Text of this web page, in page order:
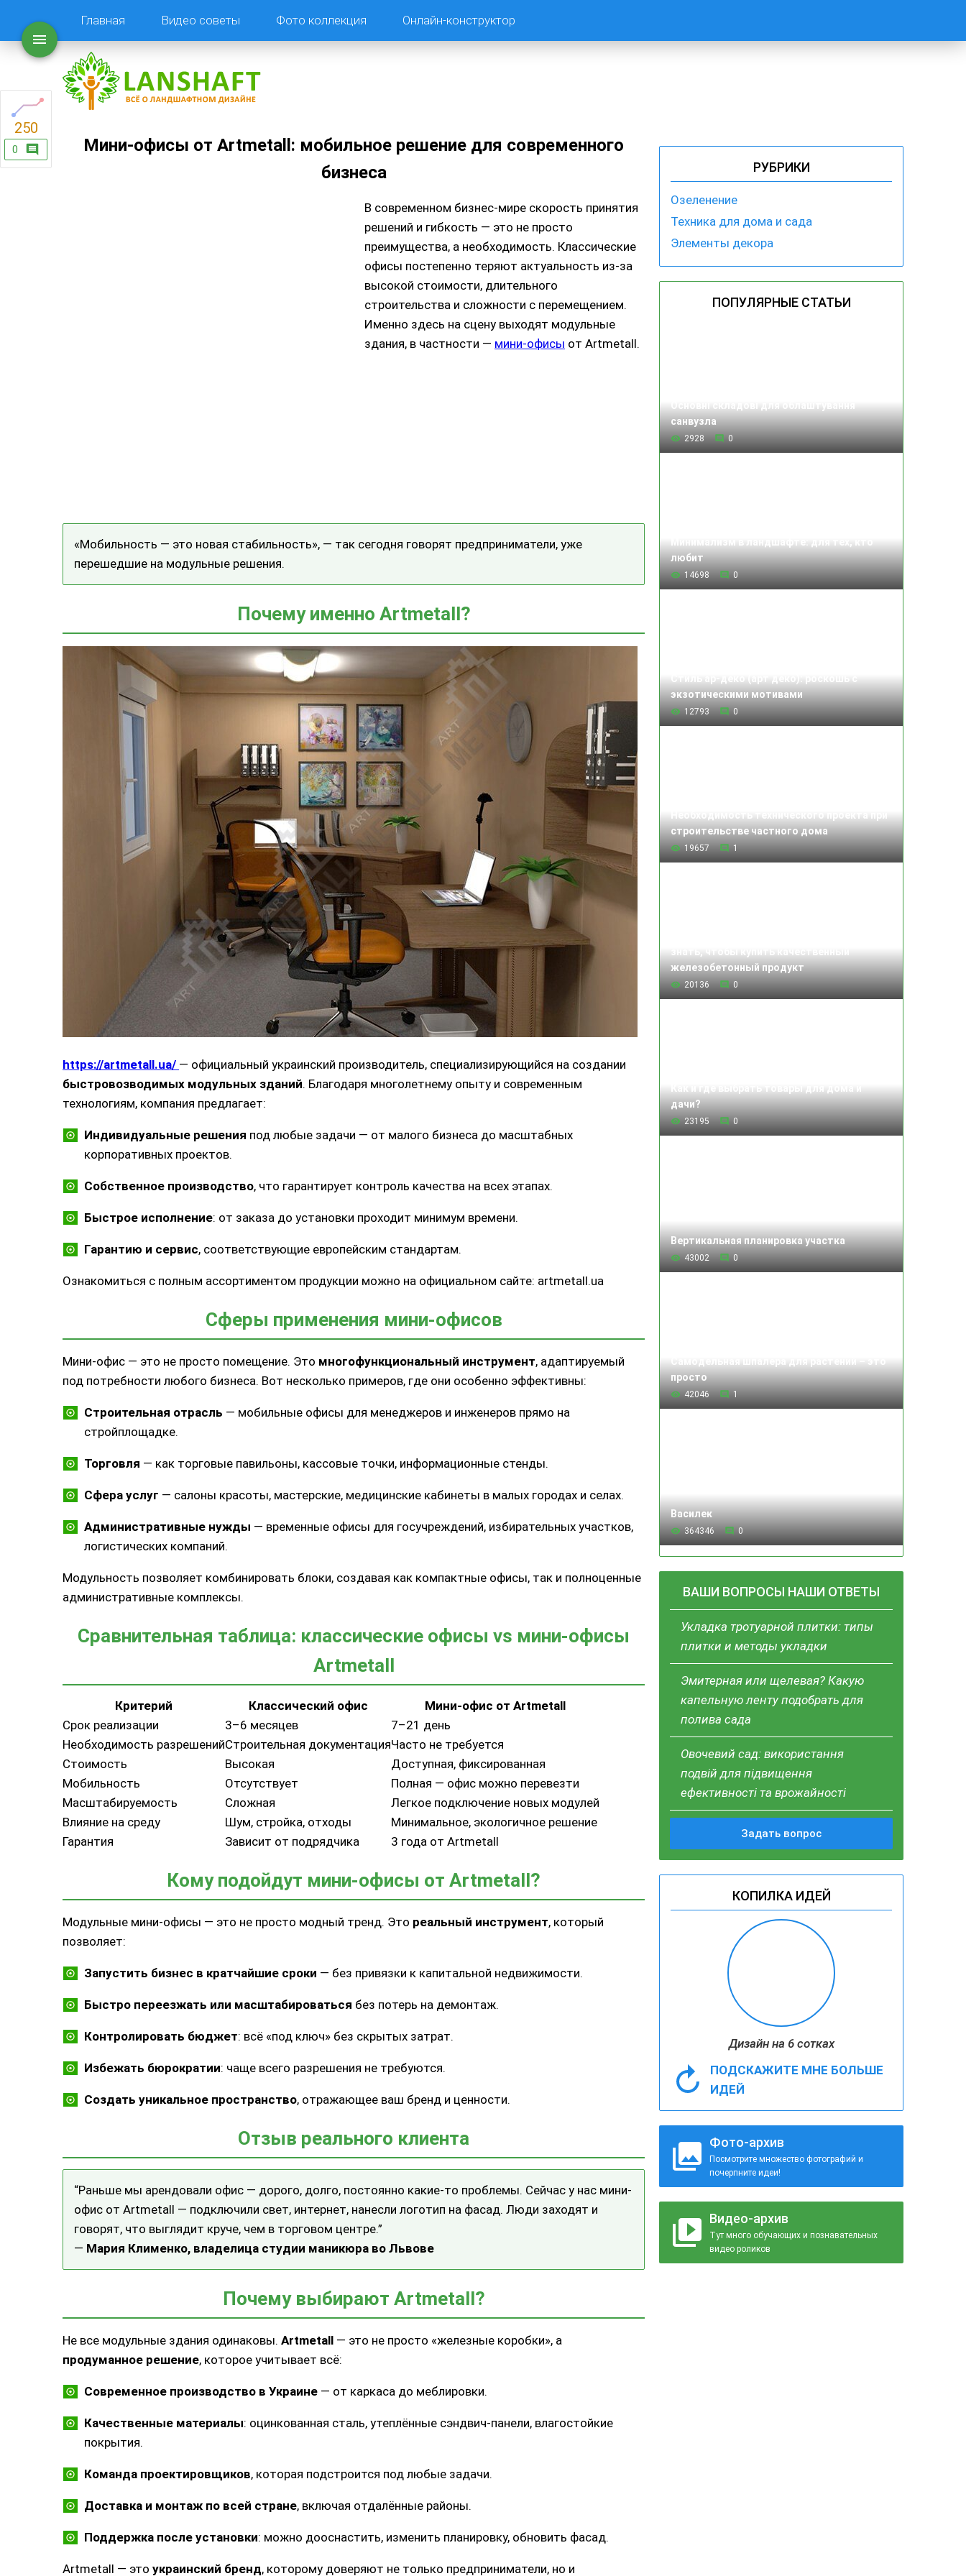
Главная Видео советы Фото коллекция Онлайн-конструктор
РУБРИКИ
Озеленение
Техника для дома и сада
Элементы декора
ПОПУЛЯРНЫЕ СТАТЬИ
санвузла
2928 0
любит
14698 0
экзотическими мотивами
12793 0
строительстве частного дома
19657 1
железобетонный продукт
20136 0
дачи?
23195 0
Вертикальная планировка участка
43002 0
просто
42046 1
Василек
364346 0
ВАШИ ВОПРОСЫ НАШИ ОТВЕТЫ
Укладка тротуарной плитки: типы
плитки и методы укладки
Эмитерная или щелевая? Какую
капельную ленту подобрать для
полива сада
Овочевий сад: використання
подвій для підвищення
ефективності та врожайності
Задать вопрос
КОПИЛКА ИДЕЙ
Дизайн на 6 сотках
ПОДСКАЖИТЕ МНЕ БОЛЬШЕ
ИДЕЙ
Фото-архив
Посмотрите множество фотографий и
почерпните идеи!
Видео-архив
Тут много обучающих и познавательных
видео роликов
Мини-офисы от Artmetall: мобильное решение для современного
бизнеса
0
250
В современном бизнес-мире скорость принятия
решений и гибкость — это не просто
преимущества, а необходимость. Классические
офисы постепенно теряют актуальность из-за
высокой стоимости, длительного
строительства и сложности с перемещением.
Именно здесь на сцену выходят модульные
здания, в частности — мини-офисы от Artmetall.
«Мобильность — это новая стабильность», — так сегодня говорят предприниматели, уже
перешедшие на модульные решения.
Почему именно Artmetall?
https://artmetall.ua/ — официальный украинский производитель, специализирующийся на создании
быстровозводимых модульных зданий. Благодаря многолетнему опыту и современным
технологиям, компания предлагает:
Индивидуальные решения под любые задачи — от малого бизнеса до масштабных
корпоративных проектов.
Собственное производство, что гарантирует контроль качества на всех этапах.
Быстрое исполнение: от заказа до установки проходит минимум времени.
Гарантию и сервис, соответствующие европейским стандартам.
Ознакомиться с полным ассортиментом продукции можно на официальном сайте: artmetall.ua
Сферы применения мини-офисов
Мини-офис — это не просто помещение. Это многофункциональный инструмент, адаптируемый
под потребности любого бизнеса. Вот несколько примеров, где они особенно эффективны:
Строительная отрасль — мобильные офисы для менеджеров и инженеров прямо на
стройплощадке.
Торговля — как торговые павильоны, кассовые точки, информационные стенды.
Сфера услуг — салоны красоты, мастерские, медицинские кабинеты в малых городах и селах.
Административные нужды — временные офисы для госучреждений, избирательных участков,
логистических компаний.
Модульность позволяет комбинировать блоки, создавая как компактные офисы, так и полноценные
административные комплексы.
Сравнительная таблица: классические офисы vs мини-офисы
Artmetall
Критерий Классический офис
Мини-офис от Artmetall
Срок реализации
3–6 месяцев
7–21 день
Необходимость разрешенийСтроительная документацияЧасто не требуется
Стоимость
Высокая
Доступная, фиксированная
Мобильность
Отсутствует
Полная — офис можно перевезти
Масштабируемость
Сложная
Легкое подключение новых модулей
Влияние на среду
Шум, стройка, отходы
Минимальное, экологичное решение
Гарантия
Зависит от подрядчика 3 года от Artmetall
Кому подойдут мини-офисы от Artmetall?
Модульные мини-офисы — это не просто модный тренд. Это реальный инструмент, который
позволяет:
Запустить бизнес в кратчайшие сроки — без привязки к капитальной недвижимости.
Быстро переезжать или масштабироваться без потерь на демонтаж.
Контролировать бюджет: всё «под ключ» без скрытых затрат.
Избежать бюрократии: чаще всего разрешения не требуются.
Создать уникальное пространство, отражающее ваш бренд и ценности.
Отзыв реального клиента
“Раньше мы арендовали офис — дорого, долго, постоянно какие-то проблемы. Сейчас у нас мини-
офис от Artmetall — подключили свет, интернет, нанесли логотип на фасад. Люди заходят и
говорят, что выглядит круче, чем в торговом центре.”
— Мария Клименко, владелица студии маникюра во Львове
Почему выбирают Artmetall?
Не все модульные здания одинаковы. Artmetall — это не просто «железные коробки», а
продуманное решение, которое учитывает всё:
Современное производство в Украине — от каркаса до меблировки.
Качественные материалы: оцинкованная сталь, утеплённые сэндвич-панели, влагостойкие
покрытия.
Команда проектировщиков, которая подстроится под любые задачи.
Доставка и монтаж по всей стране, включая отдалённые районы.
Поддержка после установки: можно дооснастить, изменить планировку, обновить фасад.
Artmetall — это украинский бренд, которому доверяют не только предприниматели, но и